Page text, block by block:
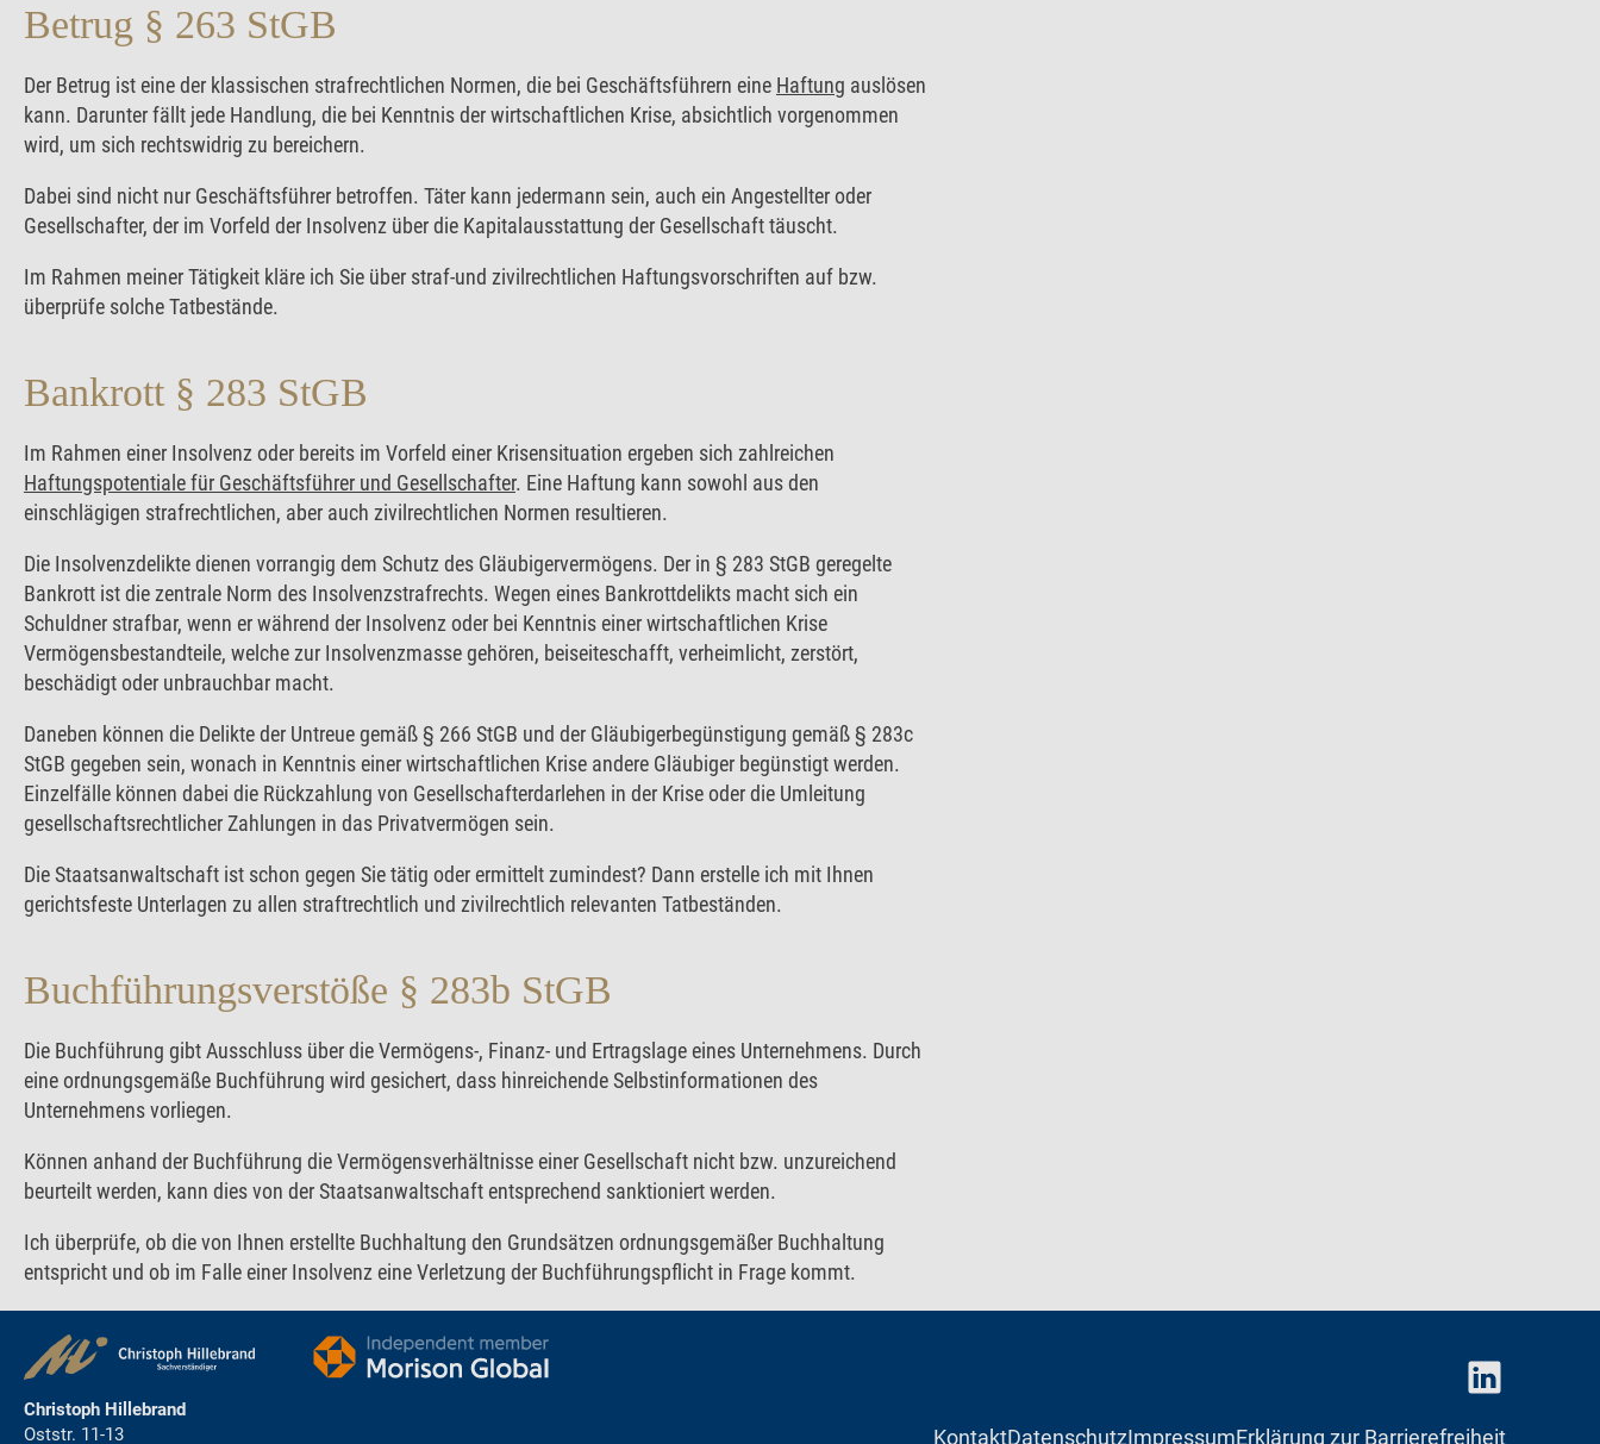
Betrug § 263 StGB
Der Betrug ist eine der klassischen strafrechtlichen Normen, die bei Geschäftsführern eine Haftung auslösen
kann. Darunter fällt jede Handlung, die bei Kenntnis der wirtschaftlichen Krise, absichtlich vorgenommen
wird, um sich rechtswidrig zu bereichern.
Dabei sind nicht nur Geschäftsführer betroffen. Täter kann jedermann sein, auch ein Angestellter oder
Gesellschafter, der im Vorfeld der Insolvenz über die Kapitalausstattung der Gesellschaft täuscht.
Im Rahmen meiner Tätigkeit kläre ich Sie über straf-und zivilrechtlichen Haftungsvorschriften auf bzw.
überprüfe solche Tatbestände.
Bankrott § 283 StGB
Im Rahmen einer Insolvenz oder bereits im Vorfeld einer Krisensituation ergeben sich zahlreichen
Haftungspotentiale für Geschäftsführer und Gesellschafter. Eine Haftung kann sowohl aus den
einschlägigen strafrechtlichen, aber auch zivilrechtlichen Normen resultieren.
Die Insolvenzdelikte dienen vorrangig dem Schutz des Gläubigervermögens. Der in § 283 StGB geregelte
Bankrott ist die zentrale Norm des Insolvenzstrafrechts. Wegen eines Bankrottdelikts macht sich ein
Schuldner strafbar, wenn er während der Insolvenz oder bei Kenntnis einer wirtschaftlichen Krise
Vermögensbestandteile, welche zur Insolvenzmasse gehören, beiseiteschafft, verheimlicht, zerstört,
beschädigt oder unbrauchbar macht.
Daneben können die Delikte der Untreue gemäß § 266 StGB und der Gläubigerbegünstigung gemäß § 283c
StGB gegeben sein, wonach in Kenntnis einer wirtschaftlichen Krise andere Gläubiger begünstigt werden.
Einzelfälle können dabei die Rückzahlung von Gesellschafterdarlehen in der Krise oder die Umleitung
gesellschaftsrechtlicher Zahlungen in das Privatvermögen sein.
Die Staatsanwaltschaft ist schon gegen Sie tätig oder ermittelt zumindest? Dann erstelle ich mit Ihnen
gerichtsfeste Unterlagen zu allen straftrechtlich und zivilrechtlich relevanten Tatbeständen.
Buchführungsverstöße § 283b StGB
Die Buchführung gibt Ausschluss über die Vermögens-, Finanz- und Ertragslage eines Unternehmens. Durch
eine ordnungsgemäße Buchführung wird gesichert, dass hinreichende Selbstinformationen des
Unternehmens vorliegen.
Können anhand der Buchführung die Vermögensverhältnisse einer Gesellschaft nicht bzw. unzureichend
beurteilt werden, kann dies von der Staatsanwaltschaft entsprechend sanktioniert werden.
Ich überprüfe, ob die von Ihnen erstellte Buchhaltung den Grundsätzen ordnungsgemäßer Buchhaltung
entspricht und ob im Falle einer Insolvenz eine Verletzung der Buchführungspflicht in Frage kommt.
Christoph Hillebrand
Oststr. 11-13
KontaktDatenschutzImpressumErklärung zur Barrierefreiheit